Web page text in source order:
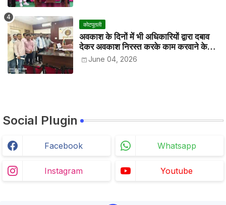
कोटपूतली
अवकाश के दिनों में भी अधिकारियों द्वारा दबाव
देकर अवकाश निरस्त करके काम करवाने के
विरोध में कर्मचारियों ने जिला कलेक्टर को सीएस
के नाम दिया ज्ञापन
June 04, 2026
Social Plugin
Facebook Whatsapp
Instagram Youtube